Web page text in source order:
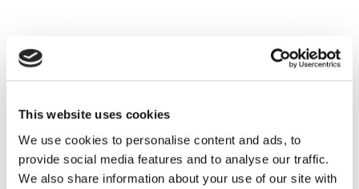
This website uses cookies
We use cookies to personalise content and ads, to
provide social media features and to analyse our traffic.
We also share information about your use of our site with
Retorica del discorso di
insediamento di Donald
Trump
30 GENNAIO 2017